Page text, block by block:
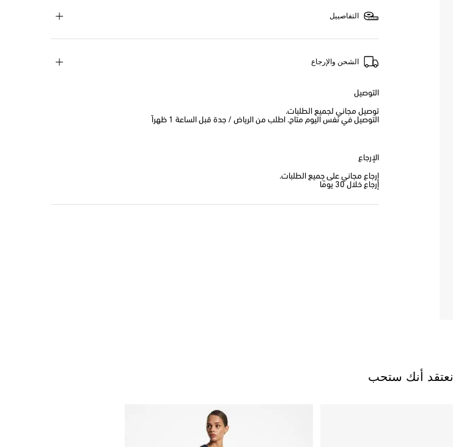
التفاصييل
الشحن والإرجاع
التوصيل
توصيل مجاني لجميع الطلبات.
التوصيل في نفس اليوم متاح. اطلب من الرياض / جدة قبل الساعة 1 ظهراً
الإرجاع
إرجاع مجاني على جميع الطلبات.
إرجاع خلال 30 يومًا
نعتقد أنك ستحب